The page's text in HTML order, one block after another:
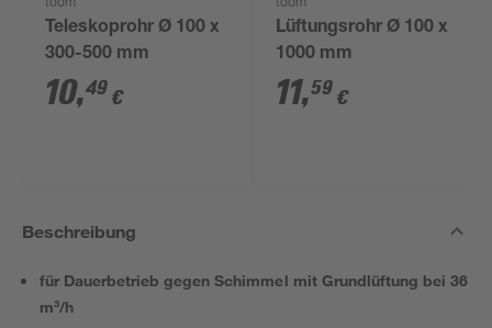
toom
Teleskoprohr Ø 100 x
300-500 mm
10,49 €
toom
Lüftungsrohr Ø 100 x
1000 mm
11,59 €
Beschreibung
für Dauerbetrieb gegen Schimmel mit Grundlüftung bei 36
m³/h